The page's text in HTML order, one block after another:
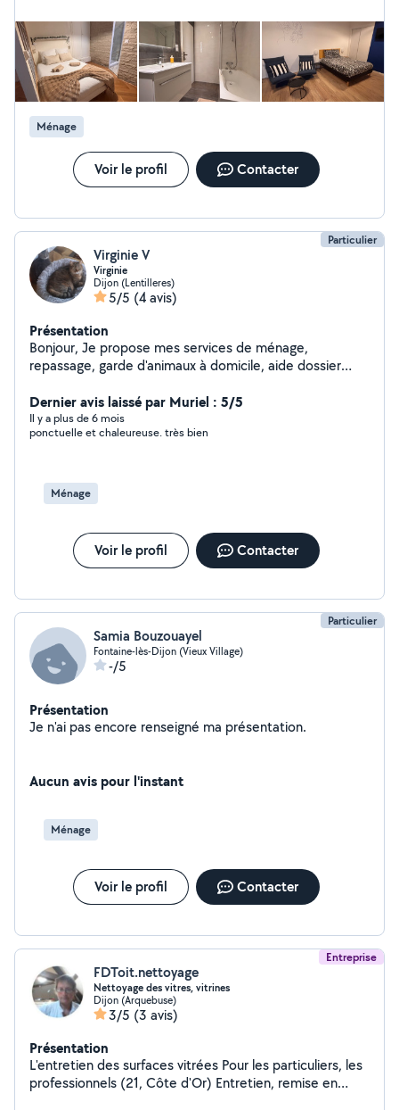
mien, la qualité n'est pas une option, c'est ma priorité .
Intervention sur Dijon et alentours .
Ménage
Voir le profil Contacter
Particulier
Virginie V
Virginie
Dijon (Lentilleres)
5/5 (4 avis)
Présentation
Bonjour, Je propose mes services de ménage,
repassage, garde d'animaux à domicile, aide dossier
autres, transport de personne, préparation de repas,
montage petit meuble en kit. Je suis quelqu'un de
confiance, sérieuse et rigoureuse, donc n'hésitez pas à
Dernier avis laissé par Muriel : 5/5
Il y a plus de 6 mois
ponctuelle et chaleureuse. très bien
Ménage
Voir le profil Contacter
Particulier
Samia Bouzouayel
Fontaine-lès-Dijon (Vieux Village)
-/5
Présentation
Je n'ai pas encore renseigné ma présentation.
Aucun avis pour l'instant
Ménage
Voir le profil Contacter
Entreprise
FDToit.nettoyage
Nettoyage des vitres, vitrines
Dijon (Arquebuse)
3/5 (3 avis)
Présentation
L'entretien des surfaces vitrées Pour les particuliers, les
professionnels (21, Côte d'Or) Entretien, remise en